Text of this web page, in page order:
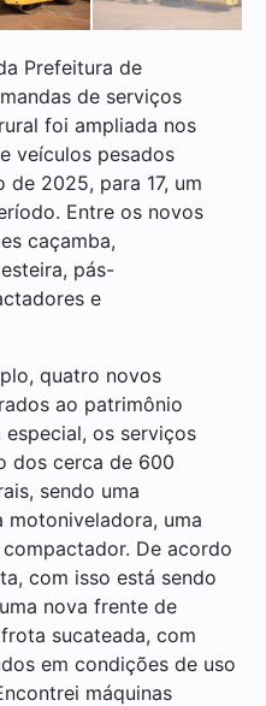
Prefeitura de
de serviços
foi ampliada nos
veículos pesados
de 2025, para 17, um
Entre os novos
caçamba,
pás-
e
quatro novos
ao patrimônio
os serviços
dos cerca de 600
sendo uma
motoniveladora, uma
De acordo
com isso está sendo
nova frente de
sucateada, com
em condições de uso
máquinas